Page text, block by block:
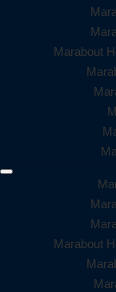
Marabout
Marabout